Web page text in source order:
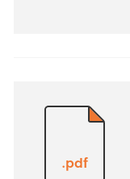
.pdf